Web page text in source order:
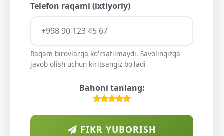
Telefon raqami (ixtiyoriy)
Raqam birovlarga ko'rsatilmaydi. Savolingizga
javob olish uchun kiritsangiz bo'ladi
Bahoni tanlang:
FIKR YUBORISH